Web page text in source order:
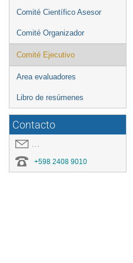
Comité Científico Asesor
Comité Organizador
Comité Ejecutivo
Area evaluadores
Libro de resúmenes
Contacto
covid19.congresoei@gmail.com
+598 2408 9010